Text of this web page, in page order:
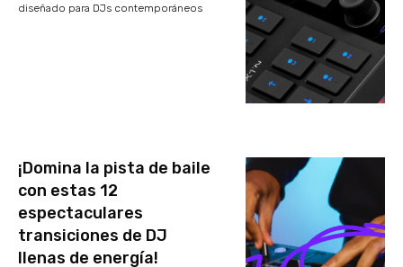
diseñado para DJs contemporáneos
¡Domina la pista de baile
con estas 12
espectaculares
transiciones de DJ
llenas de energía!